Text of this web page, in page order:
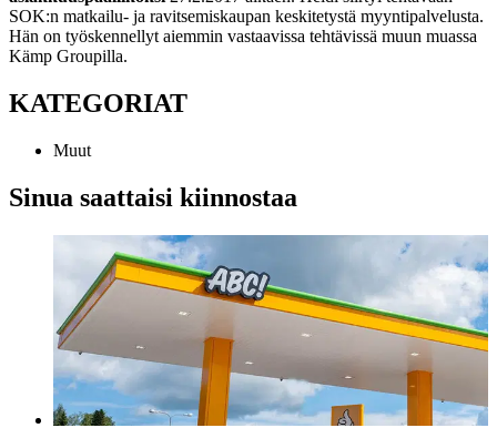
SOK:n matkailu- ja ravitsemiskaupan keskitetystä myyntipalvelusta.
Hän on työskennellyt aiemmin vastaavissa tehtävissä muun muassa
Kämp Groupilla.
KATEGORIAT
Muut
Sinua saattaisi kiinnostaa